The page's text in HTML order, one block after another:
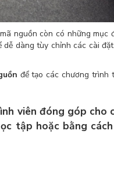
nguồn còn có những mục
dàng tùy chỉnh các cài
để tạo các chương trình
viên đóng góp cho
tập hoặc bằng